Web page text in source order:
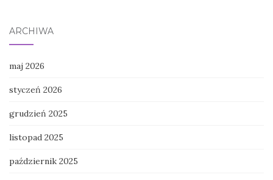
ARCHIWA
maj 2026
styczeń 2026
grudzień 2025
listopad 2025
październik 2025